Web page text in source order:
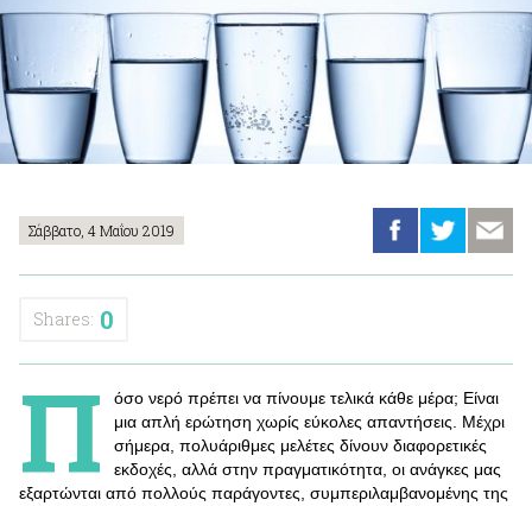
Σάββατο, 4 Μαΐου 2019
Shares: 0
Π
όσο νερό πρέπει να πίνoυμε τελικά κάθε μέρα; Είναι
μια απλή ερώτηση χωρίς εύκολες απαντήσεις. Μέχρι
σήμερα, πολυάριθμες μελέτες δίνουν διαφορετικές
εκδοχές, αλλά στην πραγματικότητα, οι ανάγκες μας
εξαρτώνται από πολλούς παράγοντες, συμπεριλαμβανομένης της